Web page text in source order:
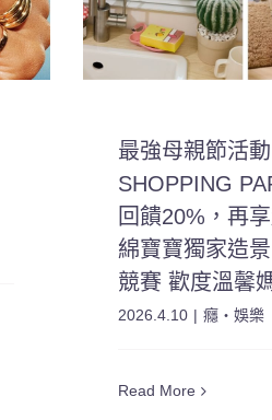
最強母親節活
SHOPPING
回饋20%，再
綿寶寶獨家造
競賽 歡度溫馨
2026.4.10 | 癮・娛樂
Read More